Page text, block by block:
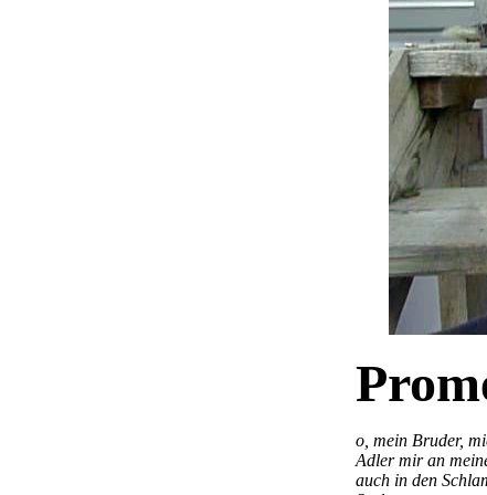
o, mein Bruder,
Adler mir an
auch in den